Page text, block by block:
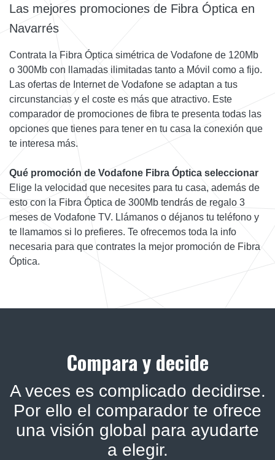
Las mejores promociones de Fibra Óptica en
Navarrés
Contrata la Fibra Óptica simétrica de Vodafone de 120Mb
o 300Mb con llamadas ilimitadas tanto a Móvil como a fijo.
Las ofertas de Internet de Vodafone se adaptan a tus
circunstancias y el coste es más que atractivo. Este
comparador de promociones de fibra te presenta todas las
opciones que tienes para tener en tu casa la conexión que
te interesa más.
Qué promoción de Vodafone Fibra Óptica seleccionar
Elige la velocidad que necesites para tu casa, además de
esto con la Fibra Óptica de 300Mb tendrás de regalo 3
meses de Vodafone TV. Llámanos o déjanos tu teléfono y
te llamamos si lo prefieres. Te ofrecemos toda la info
necesaria para que contrates la mejor promoción de Fibra
Óptica.
Compara y decide
A veces es complicado decidirse.
Por ello el comparador te ofrece
una visión global para ayudarte
a elegir.